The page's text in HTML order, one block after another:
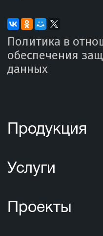
Политика в
обеспечения
данных
Продукция
Услуги
Проекты